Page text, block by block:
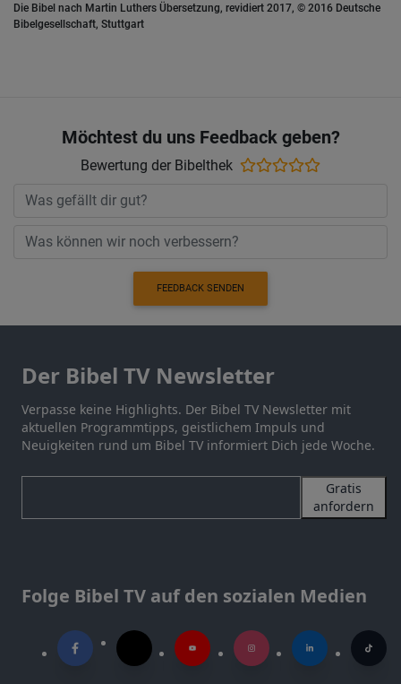
Die Bibel nach Martin Luthers Übersetzung, revidiert 2017, © 2016 Deutsche
Bibelgesellschaft, Stuttgart
Möchtest du uns Feedback geben?
Bewertung der Bibelthek
FEEDBACK SENDEN
Der Bibel TV Newsletter
Verpasse keine Highlights. Der Bibel TV Newsletter mit
aktuellen Programmtipps, geistlichem Impuls und
Neuigkeiten rund um Bibel TV informiert Dich jede Woche.
Gratis
anfordern
Folge Bibel TV auf den sozialen Medien